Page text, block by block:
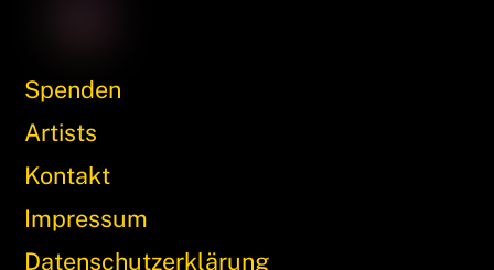
Spenden
Artists
Kontakt
Impressum
Datenschutzerklärung